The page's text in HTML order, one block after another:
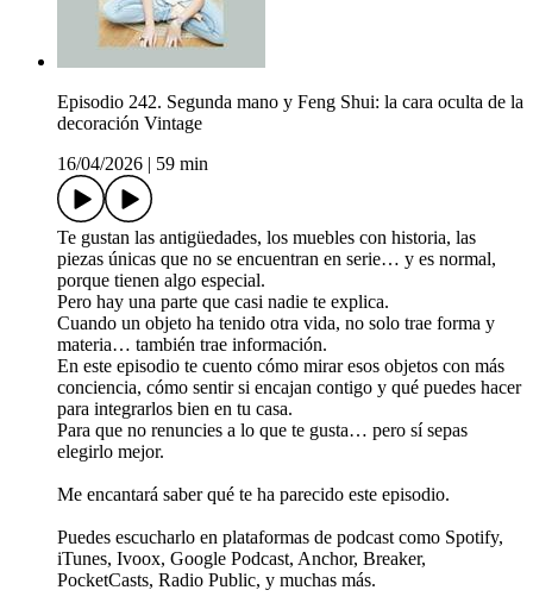
Episodio 242. Segunda mano y Feng Shui: la cara oculta de la
decoración Vintage
16/04/2026
59 min
Te gustan las antigüedades, los muebles con historia, las
piezas únicas que no se encuentran en serie… y es normal,
porque tienen algo especial.
Pero hay una parte que casi nadie te explica.
Cuando un objeto ha tenido otra vida, no solo trae forma y
materia… también trae información.
En este episodio te cuento cómo mirar esos objetos con más
conciencia, cómo sentir si encajan contigo y qué puedes hacer
para integrarlos bien en tu casa.
Para que no renuncies a lo que te gusta… pero sí sepas
elegirlo mejor.
Me encantará saber qué te ha parecido este episodio.
Puedes escucharlo en plataformas de podcast como Spotify,
iTunes, Ivoox, Google Podcast, Anchor, Breaker,
PocketCasts, Radio Public, y muchas más.